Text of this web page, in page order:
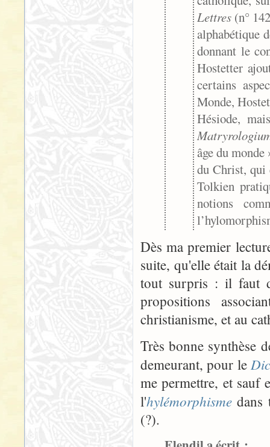
Lettres (n°
alphabétique
donnant le
Hostetter
certains
Monde,
Hésiode,
âge du
du Christ, qui
Tolkien
notions
Dès ma premier
suite, qu'elle était la
tout surpris : il faut
propositions
christianisme, et au
Très bonne synthèse
demeurant, pour le
me permettre, et sauf
l'hylémorphisme dans
(?).